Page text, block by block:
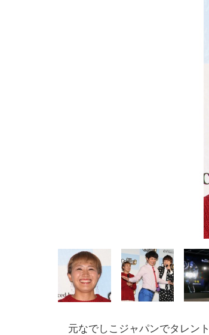
元なでしこジャパンでタレン